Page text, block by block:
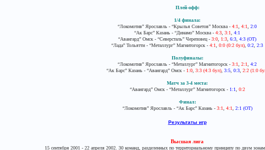
Плей-офф:
1/4 финала:
“Локомотив” Ярославль - “Крылья Советов” Москва - 4:1 4:1
2:0
“Ак Барс” Казань - “Динамо” Москва - 4:3 3:1
4:1
“Авангард” Омск - “Северсталь” Череповец - 3:0 1:3 6:3 4:3 (ОТ)
“Лада” Тольятти - “Металлург” Магнитогорск - 4:1 0:0 (0:2 бул) 0:2 2:3
Полуфиналы:
“Локомотив” Ярославль - “Металлург” Магнитогорск - 3:1 2:1
4:2
“Ак Барс” Казань - “Авангард” Омск - 1:0, 3:3 (4:3 бул), 3:5, 0:3, 2:2 (1:0
Матч за 3-4 места:
“Авангард” Омск - “Металлург” Магнитогорск - 1:1 0:2
Финал:
“Локомотив” Ярославль - “Ак Барс” Казань - 3:1 4:1 2:1 (ОТ)
Результаты игр
Высшая лига
15 сентября 2001 - 22 апреля 2002. 30 команд, разделенных по территориальному принципу по двум